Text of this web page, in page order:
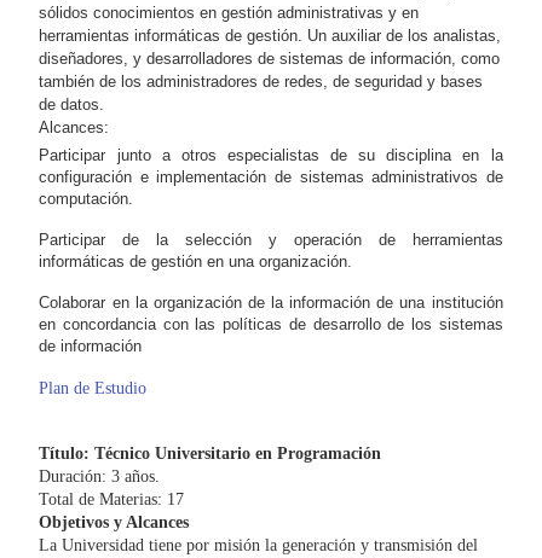
sólidos conocimientos en gestión administrativas y en
herramientas informáticas de gestión. Un auxiliar de los analistas,
diseñadores, y desarrolladores de sistemas de información, como
también de los administradores de redes, de seguridad y bases
de datos.
Alcances:
Participar junto a otros especialistas de su disciplina en la
configuración e implementación de sistemas administrativos de
computación.
Participar de la selección y operación de herramientas
informáticas de gestión en una organización.
Colaborar en la organización de la información de una institución
en concordancia con las políticas de desarrollo de los sistemas
de información
Plan de Estudio
Título: Técnico Universitario en Programación
Duración: 3 años.
Total de Materias: 17
Objetivos y Alcances
La Universidad tiene por misión la generación y transmisión del